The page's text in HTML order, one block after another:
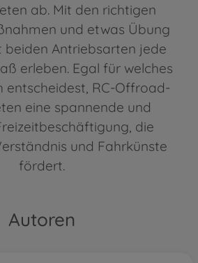
ab. Mit den richtigen
und etwas Übung
beiden Antriebsarten jede
erleben. Egal für welches
entscheidest, RC-Offroad-
eine spannende und
die
und Fahrkünste
fördert.
Autoren